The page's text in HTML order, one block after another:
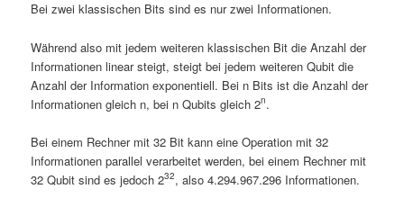
Bei zwei klassischen Bits sind es nur zwei Informationen.
Während also mit jedem weiteren klassischen Bit die Anzahl der
Informationen linear steigt, steigt bei jedem weiteren Qubit die
Anzahl der Information exponentiell. Bei n Bits ist die Anzahl der
Informationen gleich n, bei n Qubits gleich 2n.
Bei einem Rechner mit 32 Bit kann eine Operation mit 32
Informationen parallel verarbeitet werden, bei einem Rechner mit
32 Qubit sind es jedoch 232, also 4.294.967.296 Informationen.